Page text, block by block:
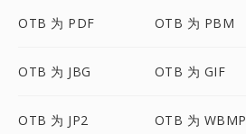
OTB 为 PDF OTB 为 PBM
OTB 为 JBG OTB 为 GIF
OTB 为 JP2 OTB 为 WBMP